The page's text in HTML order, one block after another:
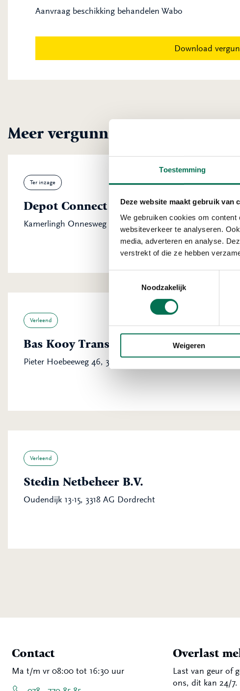
Toestemming
Deze website maakt gebruik van
We gebruiken cookies om
websiteverkeer te analyseren.
media, adverteren en analyse.
verstrekt of die ze hebben
Noodzakelijk
Weigeren
Aanvraag beschikking behandelen Wabo
Download
Meer vergunningen uit
Ter inzage
Depot Connect International B.V.
Kamerlingh Onnesweg 23, 3316 GK Dordrecht
Verleend
Bas Kooy Transport B.V.
Pieter Hoebeeweg 46, 3316 BT Dordrecht
Verleend
Stedin Netbeheer B.V.
Oudendijk 13-15, 3318 AG Dordrecht
Contact
Ma t/m vr 08:00 tot 16:30 uur
Overlast
Last van geur of
ons, dit kan 24/7.